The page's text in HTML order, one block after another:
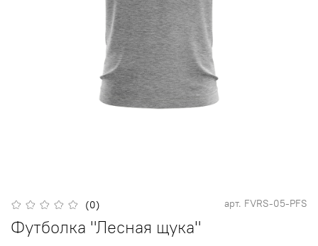
(0) арт. FVRS-05-PFS
Футболка "Лесная щука"